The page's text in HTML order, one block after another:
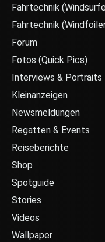
Fahrtechnik
Fahrtechnik
Forum
Fotos (Quick Pics)
Interviews & Portraits
Kleinanzeigen
Newsmeldungen
Regatten & Events
Reiseberichte
Shop
Spotguide
Stories
Videos
Wallpaper